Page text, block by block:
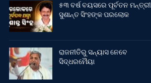
୫୩ ବର୍ଷ ବୟସରେ ପୂର୍ବତନ ମନ୍ତ୍ରୀ
ସୁଶାନ୍ତ ସିଂହଙ୍କ ପରଲୋକ
ରାଜନୀତିରୁ ସନ୍ୟାସ ନେବେ
ସିଦ୍ଧରମୈୟା